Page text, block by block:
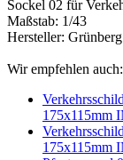
Sockel 02 für
Maßstab: 1/43
Hersteller:
Wir empfehlen auch:
175x115mm
175x115mm